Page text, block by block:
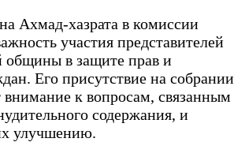
Ахмад-хазрата в комиссии
участия представителей
общины в защите прав и
Его присутствие на собрании
внимание к вопросам, связанным
содержания, и
улучшению.